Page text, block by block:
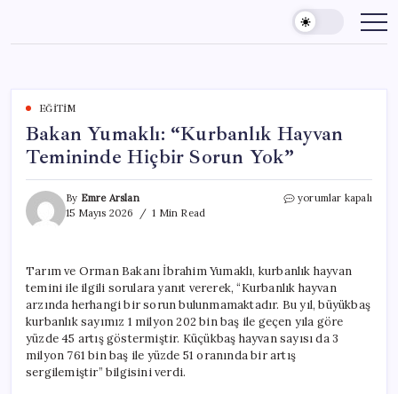
content
EĞITIM
Bakan Yumaklı: “Kurbanlık Hayvan
Temininde Hiçbir Sorun Yok”
By Emre Arslan
15 Mayıs 2026
1 Min Read
Bakan
Hiçbir
Sorun
Yok”
için
yorumlar kapalı
Tarım ve Orman Bakanı İbrahim Yumaklı, kurbanlık hayvan
temini ile ilgili sorulara yanıt vererek, “Kurbanlık hayvan
arzında herhangi bir sorun bulunmamaktadır. Bu yıl, büyükbaş
kurbanlık sayımız 1 milyon 202 bin baş ile geçen yıla göre
yüzde 45 artış göstermiştir. Küçükbaş hayvan sayısı da 3
milyon 761 bin baş ile yüzde 51 oranında bir artış
sergilemiştir” bilgisini verdi.